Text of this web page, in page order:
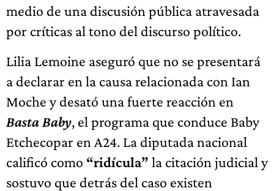
medio de una discusión pública atravesada
por críticas al tono del discurso político.
Lilia Lemoine aseguró que no se presentará
a declarar en la causa relacionada con Ian
Moche y desató una fuerte reacción en
Basta Baby, el programa que conduce Baby
Etchecopar en A24. La diputada nacional
calificó como “ridícula” la citación judicial y
sostuvo que detrás del caso existen